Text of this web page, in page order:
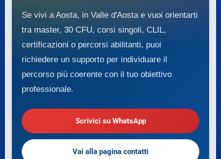
Se vivi a Aosta, in Valle d'Aosta e vuoi orientarti
tra master, 30 CFU, corsi singoli, CLIL,
certificazioni o percorsi abilitanti, puoi
richiedere un supporto per individuare il
percorso più coerente con il tuo obiettivo
professionale.
Scrivici su WhatsApp
Vai alla pagina contatti